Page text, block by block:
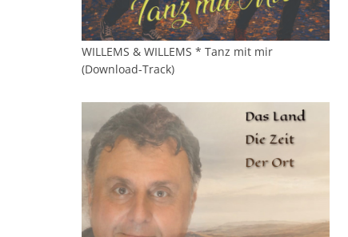
WILLEMS & WILLEMS * Tanz mit mir
(Download-Track)